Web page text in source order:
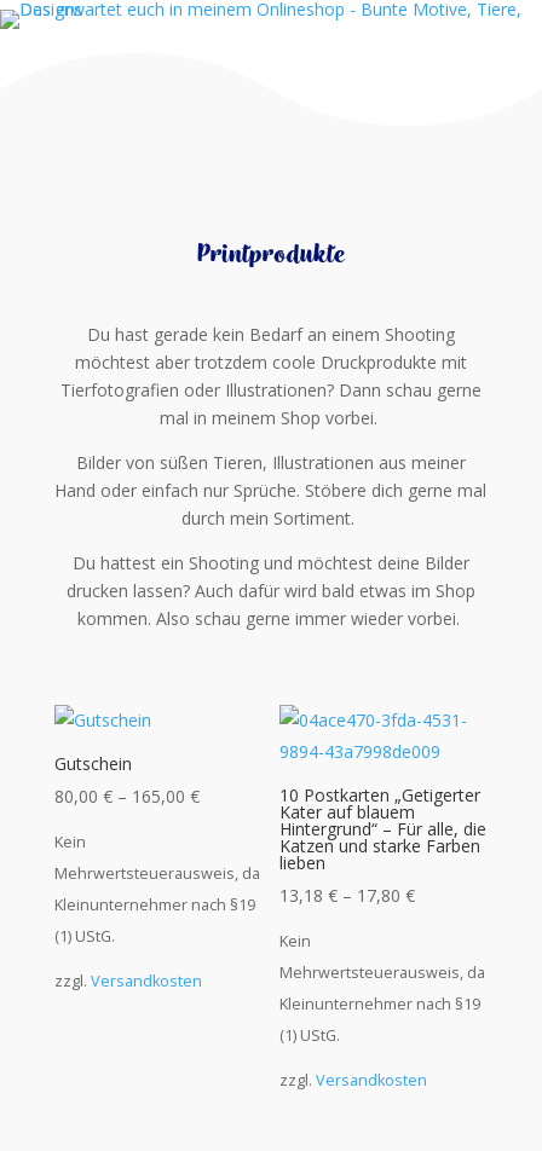
Printprodukte
Du hast gerade kein Bedarf an einem Shooting
möchtest aber trotzdem coole Druckprodukte mit
Tierfotografien oder Illustrationen? Dann schau gerne
mal in meinem Shop vorbei.
Bilder von süßen Tieren, Illustrationen aus meiner
Hand oder einfach nur Sprüche. Stöbere dich gerne mal
durch mein Sortiment.
Du hattest ein Shooting und möchtest deine Bilder
drucken lassen? Auch dafür wird bald etwas im Shop
kommen. Also schau gerne immer wieder vorbei.
Gutschein
80,00 €– 165,00 €
Kein
Mehrwertsteuerausweis, da
Kleinunternehmer nach §19
(1) UStG.
zzgl. Versandkosten
10 Postkarten „Getigerter
Kater auf blauem
Hintergrund“ – Für alle, die
Katzen und starke Farben
lieben
13,18€ – 17,80€
Kein
Mehrwertsteuerausweis, da
Kleinunternehmer nach §19
(1) UStG.
zzgl.Versandkosten